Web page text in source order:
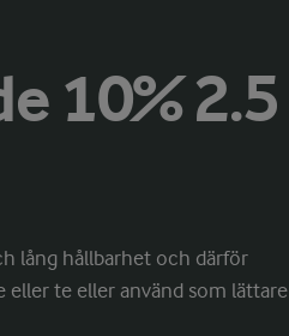
10% 2.5
lång hållbarhet och därför
eller te eller använd som lättare